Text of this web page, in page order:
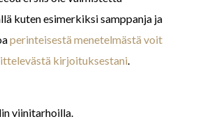
kuten esimerkiksi samppanja ja
perinteisestä menetelmästä voit
kirjoituksestani.
viinitarhoilla.